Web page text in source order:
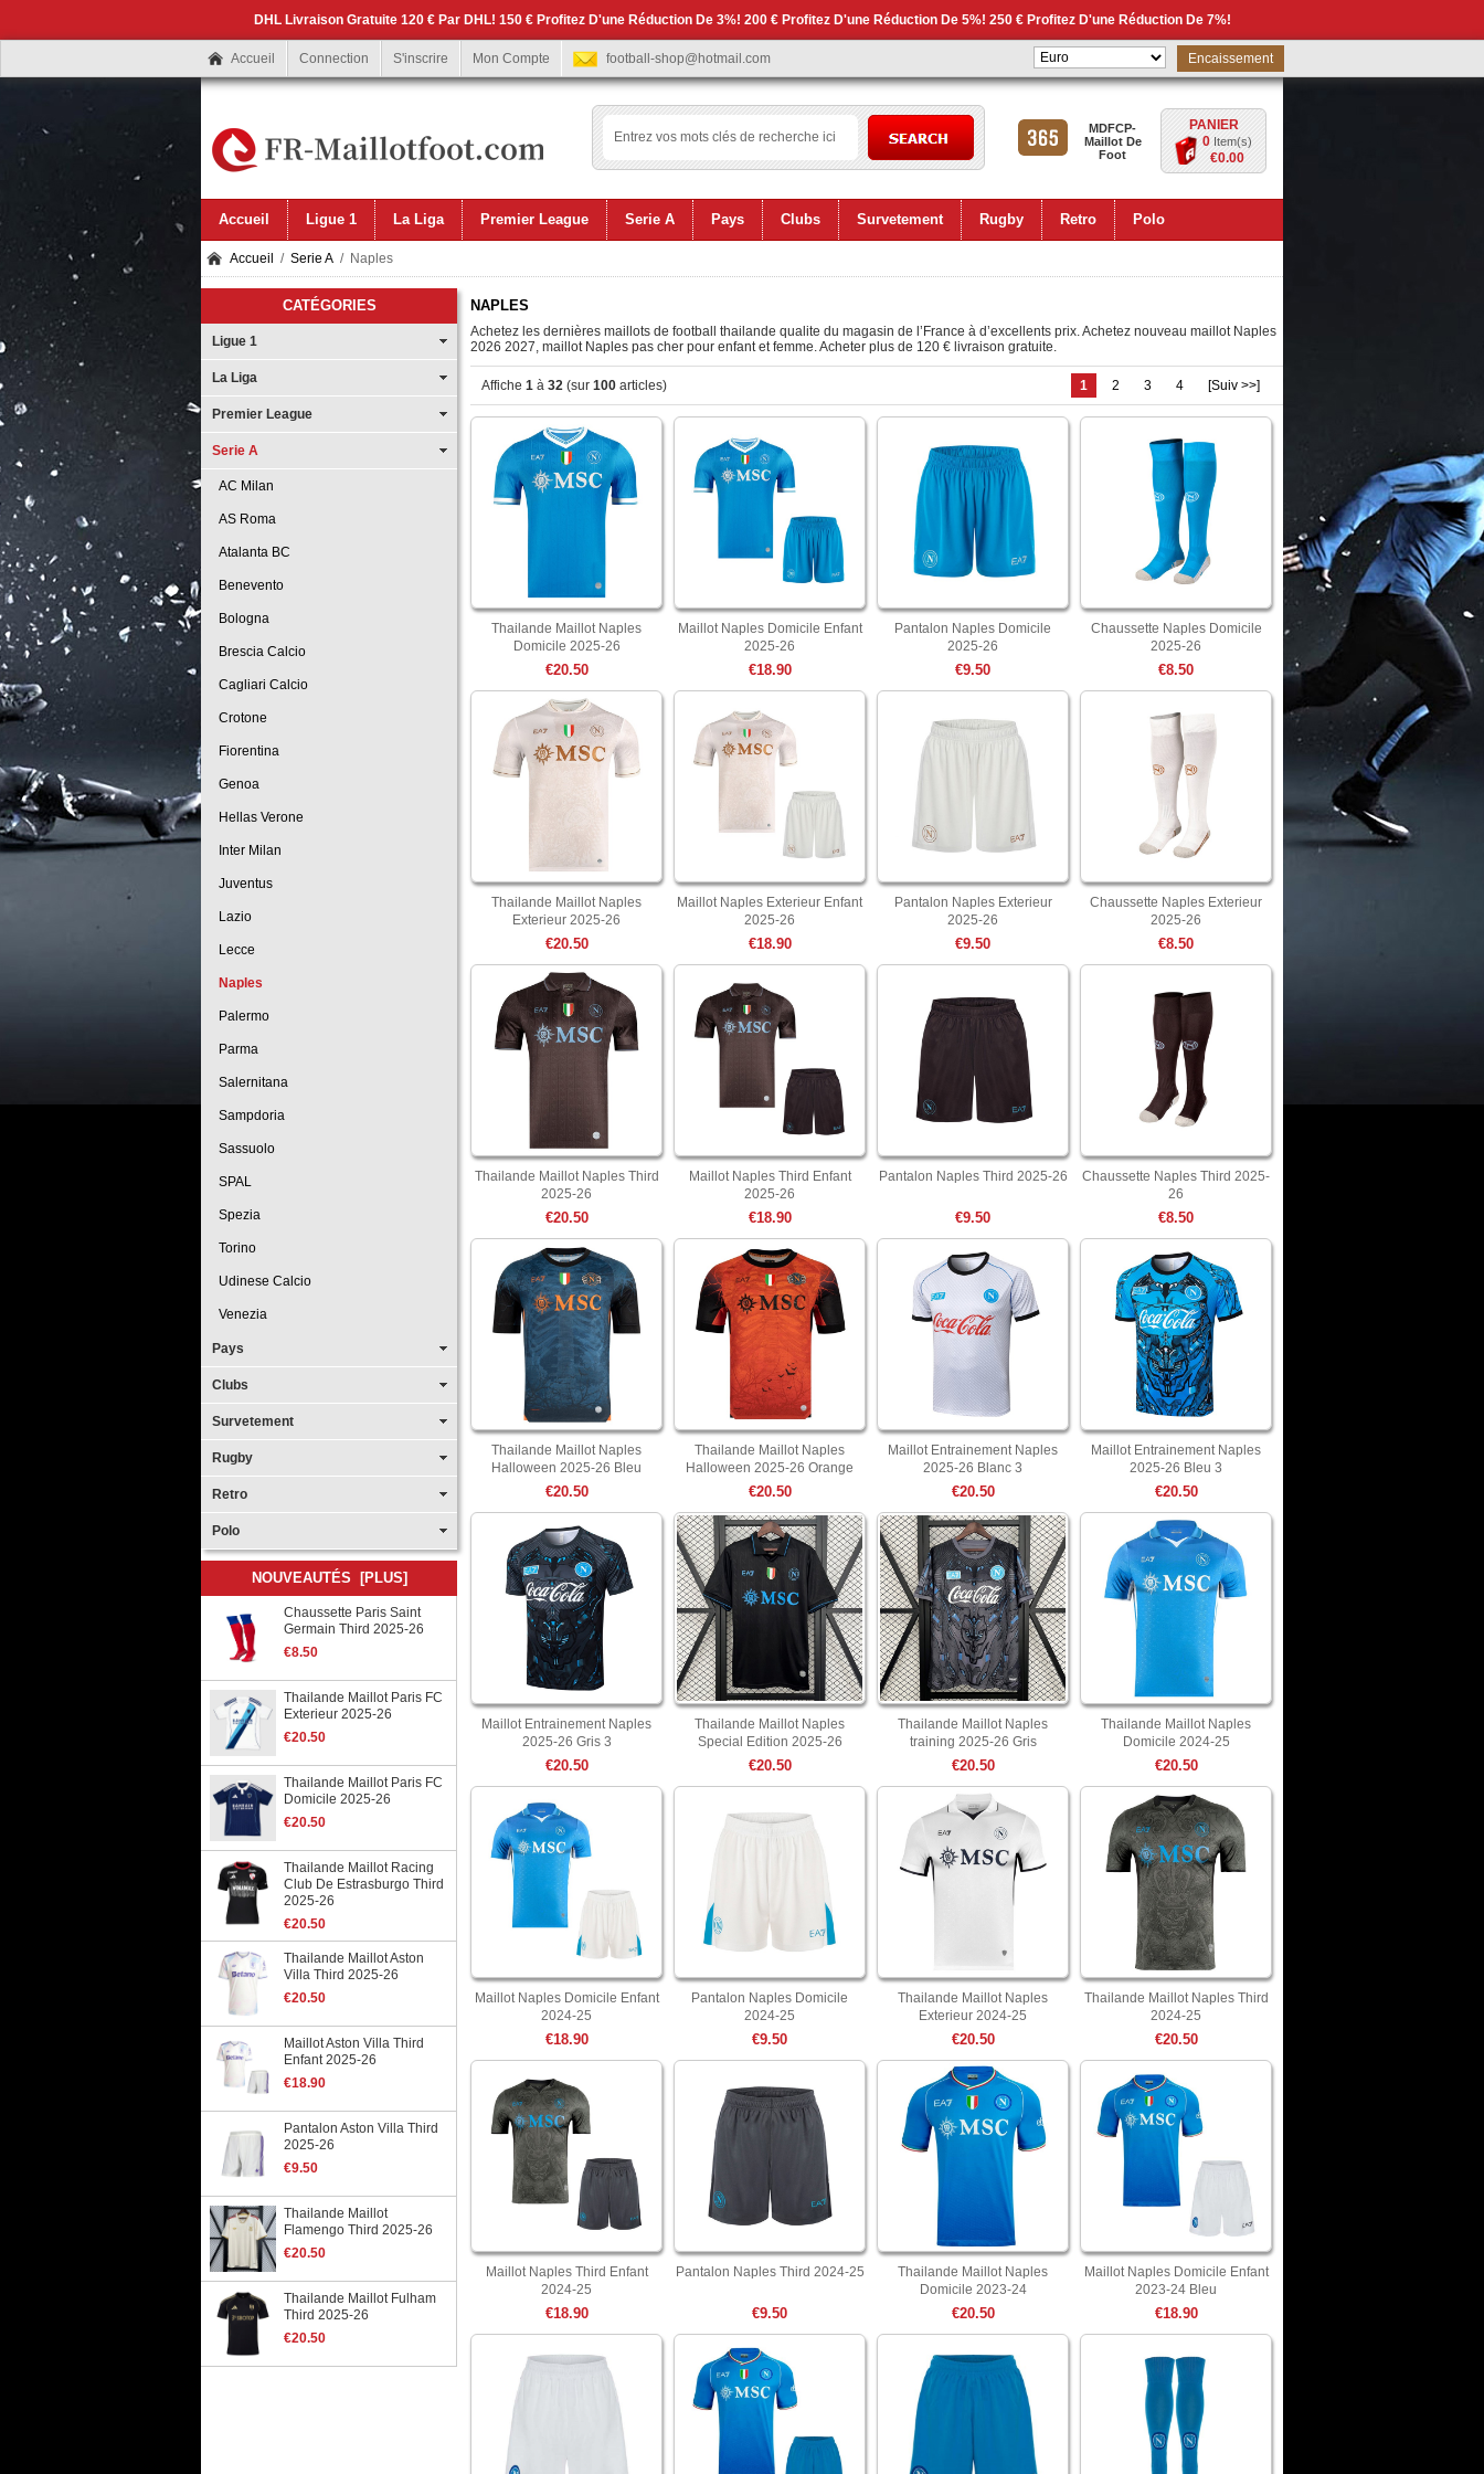
DHL Livraison Gratuite 120 € Par DHL! 150 € Profitez D'une Réduction De 3%! 200 € Profitez D'une Réduction De 5%! 250 € Profitez D'une Réduction De 7%!
Accueil Connection S'inscrire Mon Compte football-shop@hotmail.com Encaissement
PANIER
0 Item(s)
€0.00
MDFCP-
Maillot De
Foot
Accueil Ligue 1 La Liga Premier League Serie A Pays Clubs Survetement Rugby Retro Polo
Accueil / Serie A / Naples
CATÉGORIES
Ligue 1
La Liga
Premier League
Serie A
AC Milan
AS Roma
Atalanta BC
Benevento
Bologna
Brescia Calcio
Cagliari Calcio
Crotone
Fiorentina
Genoa
Hellas Verone
Inter Milan
Juventus
Lazio
Lecce
Naples
Palermo
Parma
Salernitana
Sampdoria
Sassuolo
SPAL
Spezia
Torino
Udinese Calcio
Venezia
Pays
Clubs
Survetement
Rugby
Retro
Polo
NOUVEAUTÉS [PLUS]
Chaussette Paris Saint
Germain Third 2025-26
€8.50
Thailande Maillot Paris FC
Exterieur 2025-26
€20.50
Thailande Maillot Paris FC
Domicile 2025-26
€20.50
Thailande Maillot Racing
Club De Estrasburgo Third
2025-26
€20.50
Thailande Maillot Aston
Villa Third 2025-26
€20.50
Maillot Aston Villa Third
Enfant 2025-26
€18.90
Pantalon Aston Villa Third
2025-26
€9.50
Thailande Maillot
Flamengo Third 2025-26
€20.50
Thailande Maillot Fulham
Third 2025-26
€20.50
NAPLES
Achetez les dernières maillots de football thailande qualite du magasin de l’France à d’excellents prix. Achetez nouveau maillot Naples
2026 2027, maillot Naples pas cher pour enfant et femme. Acheter plus de 120 € livraison gratuite.
Affiche 1 à 32 (sur 100 articles) 1 2 3 4 [Suiv >>]
Thailande Maillot Naples
Domicile 2025-26
€20.50
Maillot Naples Domicile Enfant
2025-26
€18.90
Pantalon Naples Domicile
2025-26
€9.50
Chaussette Naples Domicile
2025-26
€8.50
Thailande Maillot Naples
Exterieur 2025-26
€20.50
Maillot Naples Exterieur Enfant
2025-26
€18.90
Pantalon Naples Exterieur
2025-26
€9.50
Chaussette Naples Exterieur
2025-26
€8.50
Thailande Maillot Naples Third
2025-26
€20.50
Maillot Naples Third Enfant
2025-26
€18.90
Pantalon Naples Third 2025-26
€9.50
Chaussette Naples Third 2025-
26
€8.50
Thailande Maillot Naples
Halloween 2025-26 Bleu
€20.50
Thailande Maillot Naples
Halloween 2025-26 Orange
€20.50
Maillot Entrainement Naples
2025-26 Blanc 3
€20.50
Maillot Entrainement Naples
2025-26 Bleu 3
€20.50
Maillot Entrainement Naples
2025-26 Gris 3
€20.50
Thailande Maillot Naples
Special Edition 2025-26
€20.50
Thailande Maillot Naples
training 2025-26 Gris
€20.50
Thailande Maillot Naples
Domicile 2024-25
€20.50
Maillot Naples Domicile Enfant
2024-25
€18.90
Pantalon Naples Domicile
2024-25
€9.50
Thailande Maillot Naples
Exterieur 2024-25
€20.50
Thailande Maillot Naples Third
2024-25
€20.50
Maillot Naples Third Enfant
2024-25
€18.90
Pantalon Naples Third 2024-25
€9.50
Thailande Maillot Naples
Domicile 2023-24
€20.50
Maillot Naples Domicile Enfant
2023-24 Bleu
€18.90